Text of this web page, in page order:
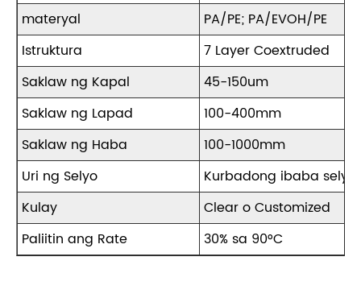
materyal
PA/PE; PA/EVOH/PE
Istruktura
7 Layer Coextruded
Saklaw ng Kapal
45-150um
Saklaw ng Lapad
100-400mm
Saklaw ng Haba
100-1000mm
Uri ng Selyo
Kurbadong ibaba
Kulay
Clear o Customized
Paliitin ang Rate
30% sa 90°C